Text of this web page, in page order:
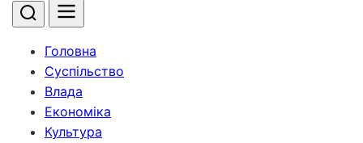
Головна
Суспільство
Влада
Економіка
Культура